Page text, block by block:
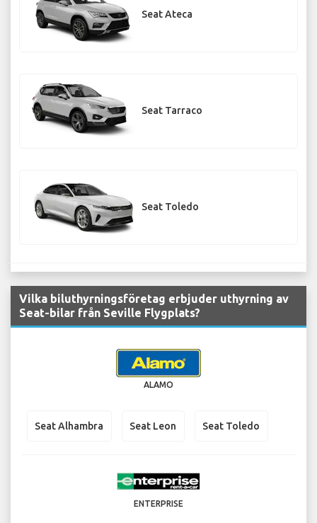
Seat Ateca
Seat Tarraco
Seat Toledo
Vilka biluthyrningsföretag erbjuder uthyrning av
Seat-bilar från Seville Flygplats?
ALAMO
Seat Alhambra Seat Leon Seat Toledo
ENTERPRISE